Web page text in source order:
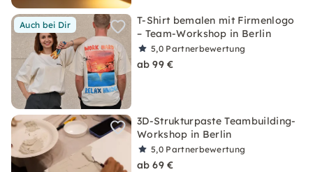
Auch bei Dir
T-Shirt bemalen mit Firmenlogo
– Team-Workshop in Berlin
5,0 Partnerbewertung
ab 99 €
3D-Strukturpaste Teambuilding-
Workshop in Berlin
5,0 Partnerbewertung
ab 69 €